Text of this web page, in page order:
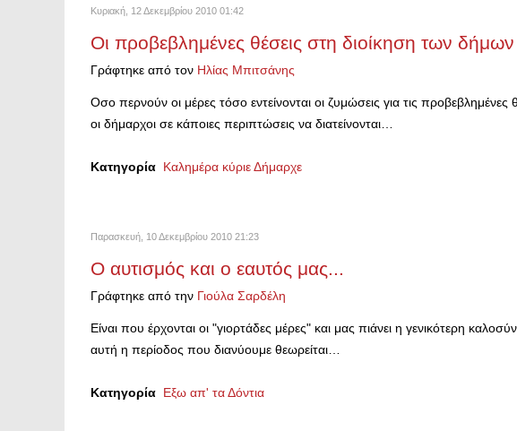
Κυριακή, 12 Δεκεμβρίου 2010 01:42
Οι προβεβλημένες θέσεις στη διοίκηση των δήμων
Γράφτηκε από τον Ηλίας Μπιτσάνης
Οσο περνούν οι μέρες τόσο εντείνονται οι ζυμώσεις για τις
οι δήμαρχοι σε κάποιες περιπτώσεις να διατείνονται…
Κατηγορία Καλημέρα κύριε Δήμαρχε
Παρασκευή, 10 Δεκεμβρίου 2010 21:23
Ο αυτισμός και ο εαυτός μας...
Γράφτηκε από την Γιούλα Σαρδέλη
Είναι που έρχονται οι "γιορτάδες μέρες" και μας πιάνει η γενικότερη
αυτή η περίοδος που διανύουμε θεωρείται…
Κατηγορία Εξω απ' τα Δόντια